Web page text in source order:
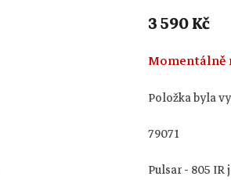
3 590 Kč
Měrná
cena:
Momentálně
Položka byla
79071
Pulsar - 805